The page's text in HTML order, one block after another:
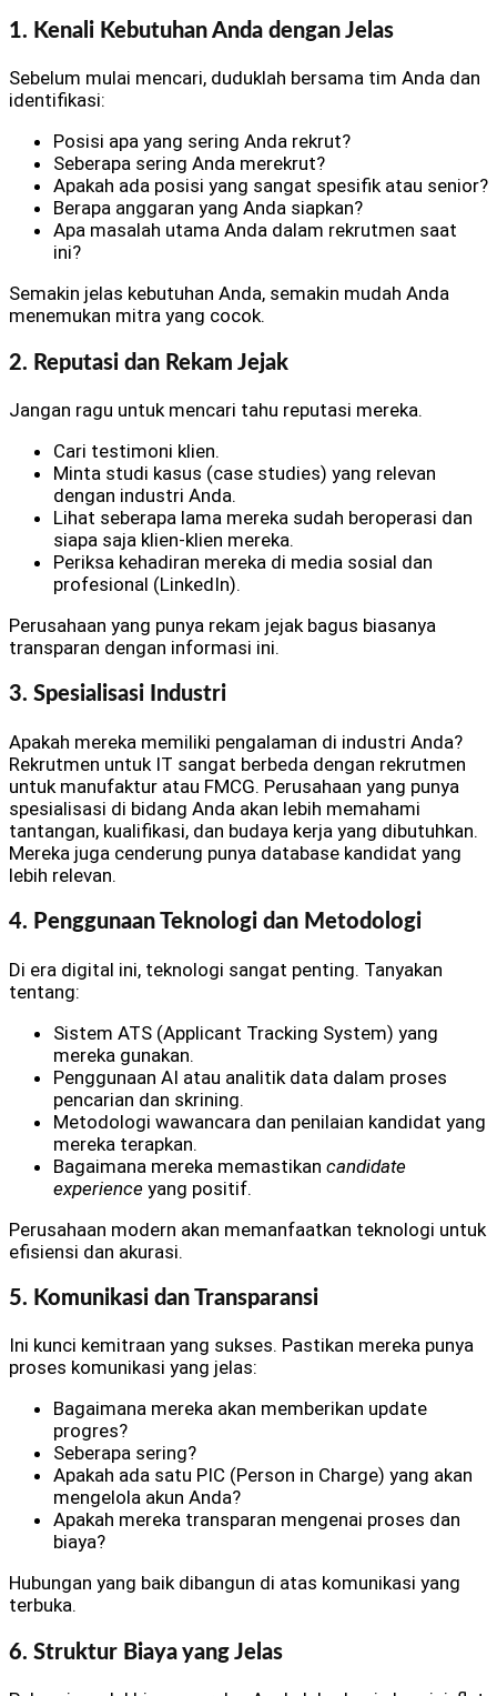
1. Kenali Kebutuhan Anda dengan Jelas
Sebelum mulai mencari, duduklah bersama tim Anda dan
identifikasi:
Posisi apa yang sering Anda rekrut?
Seberapa sering Anda merekrut?
Apakah ada posisi yang sangat spesifik atau senior?
Berapa anggaran yang Anda siapkan?
Apa masalah utama Anda dalam rekrutmen saat
ini?
Semakin jelas kebutuhan Anda, semakin mudah Anda
menemukan mitra yang cocok.
2. Reputasi dan Rekam Jejak
Jangan ragu untuk mencari tahu reputasi mereka.
Cari testimoni klien.
Minta studi kasus (case studies) yang relevan
dengan industri Anda.
Lihat seberapa lama mereka sudah beroperasi dan
siapa saja klien-klien mereka.
Periksa kehadiran mereka di media sosial dan
profesional (LinkedIn).
Perusahaan yang punya rekam jejak bagus biasanya
transparan dengan informasi ini.
3. Spesialisasi Industri
Apakah mereka memiliki pengalaman di industri Anda?
Rekrutmen untuk IT sangat berbeda dengan rekrutmen
untuk manufaktur atau FMCG. Perusahaan yang punya
spesialisasi di bidang Anda akan lebih memahami
tantangan, kualifikasi, dan budaya kerja yang dibutuhkan.
Mereka juga cenderung punya database kandidat yang
lebih relevan.
4. Penggunaan Teknologi dan Metodologi
Di era digital ini, teknologi sangat penting. Tanyakan
tentang:
Sistem ATS (Applicant Tracking System) yang
mereka gunakan.
Penggunaan AI atau analitik data dalam proses
pencarian dan skrining.
Metodologi wawancara dan penilaian kandidat yang
mereka terapkan.
Bagaimana mereka memastikan candidate
experience yang positif.
Perusahaan modern akan memanfaatkan teknologi untuk
efisiensi dan akurasi.
5. Komunikasi dan Transparansi
Ini kunci kemitraan yang sukses. Pastikan mereka punya
proses komunikasi yang jelas:
Bagaimana mereka akan memberikan update
progres?
Seberapa sering?
Apakah ada satu PIC (Person in Charge) yang akan
mengelola akun Anda?
Apakah mereka transparan mengenai proses dan
biaya?
Hubungan yang baik dibangun di atas komunikasi yang
terbuka.
6. Struktur Biaya yang Jelas